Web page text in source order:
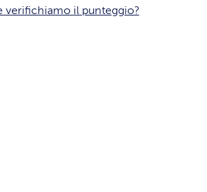
verifichiamo il punteggio?